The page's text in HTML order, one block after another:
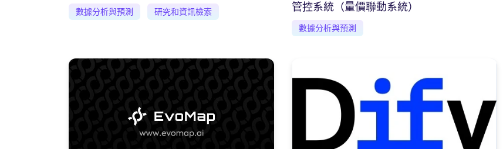
數據分析與預測 研究和資訊檢索
管控系統（量價聯動系統）
數據分析與預測